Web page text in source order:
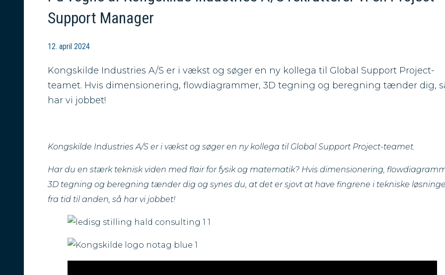
Support Manager
12. april 2024
Kongskilde Industries A/S er i vækst og søger en ny kollega til Global Support Project-
teamet. Hvis dimensionering, flowdiagrammer, 3D tegning og beregning tænder dig,
har vi jobbet!
Kongskilde Industries A/S er i vækst og søger en ny kollega til Global Support Project-teamet.
Har du en stærk teknisk viden med flair for fysik og matematik? Hvis dimensionering,
3D tegning og beregning tænder dig og synes du, at det er sjovt at have fingrene i tekniske
fra tid til anden, så har vi jobbet!